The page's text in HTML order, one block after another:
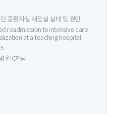
중환자실 재입실 실태 및 원인
readmission to intensive care
at a teaching hospital
원 CPI팀